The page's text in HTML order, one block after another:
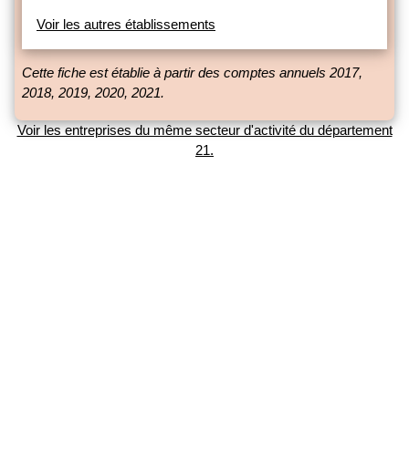
Voir les autres établissements
Cette fiche est établie à partir des comptes annuels 2017,
2018, 2019, 2020, 2021.
Voir les entreprises du même secteur d'activité du département
21.